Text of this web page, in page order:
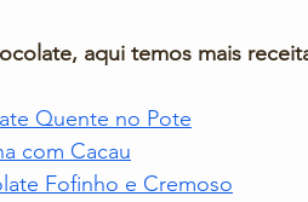
aqui temos mais
Quente no Pote
com Cacau
Fofinho e Cremoso